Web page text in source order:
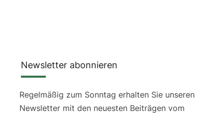
Newsletter abonnieren
Regelmäßig zum Sonntag erhalten Sie unseren
Newsletter mit den neuesten Beiträgen vom